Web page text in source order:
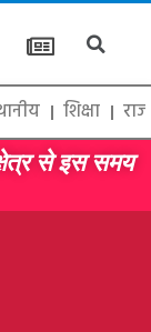
शिक्षा
से इस समय